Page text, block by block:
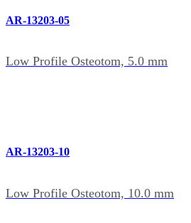
AR-13203-05
Low Profile Osteotom, 5.0 mm
AR-13203-10
Low Profile Osteotom, 10.0 mm